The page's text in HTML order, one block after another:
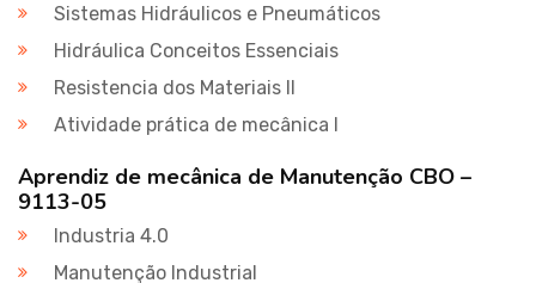
Sistemas Hidráulicos e Pneumáticos
Hidráulica Conceitos Essenciais
Resistencia dos Materiais II
Atividade prática de mecânica I
Aprendiz de mecânica de Manutenção CBO –
9113-05
Industria 4.0
Manutenção Industrial